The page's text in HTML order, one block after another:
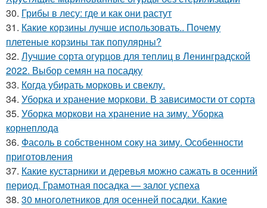
30. Грибы в лесу: где и как они растут
31. Какие корзины лучше использовать.. Почему
плетеные корзины так популярны?
32. Лучшие сорта огурцов для теплиц в Ленинградской
2022. Выбор семян на посадку
33. Когда убирать морковь и свеклу.
34. Уборка и хранение моркови. В зависимости от сорта
35. Уборка моркови на хранение на зиму. Уборка
корнеплода
36. Фасоль в собственном соку на зиму. Особенности
приготовления
37. Какие кустарники и деревья можно сажать в осенний
период. Грамотная посадка — залог успеха
38. 30 многолетников для осенней посадки. Какие